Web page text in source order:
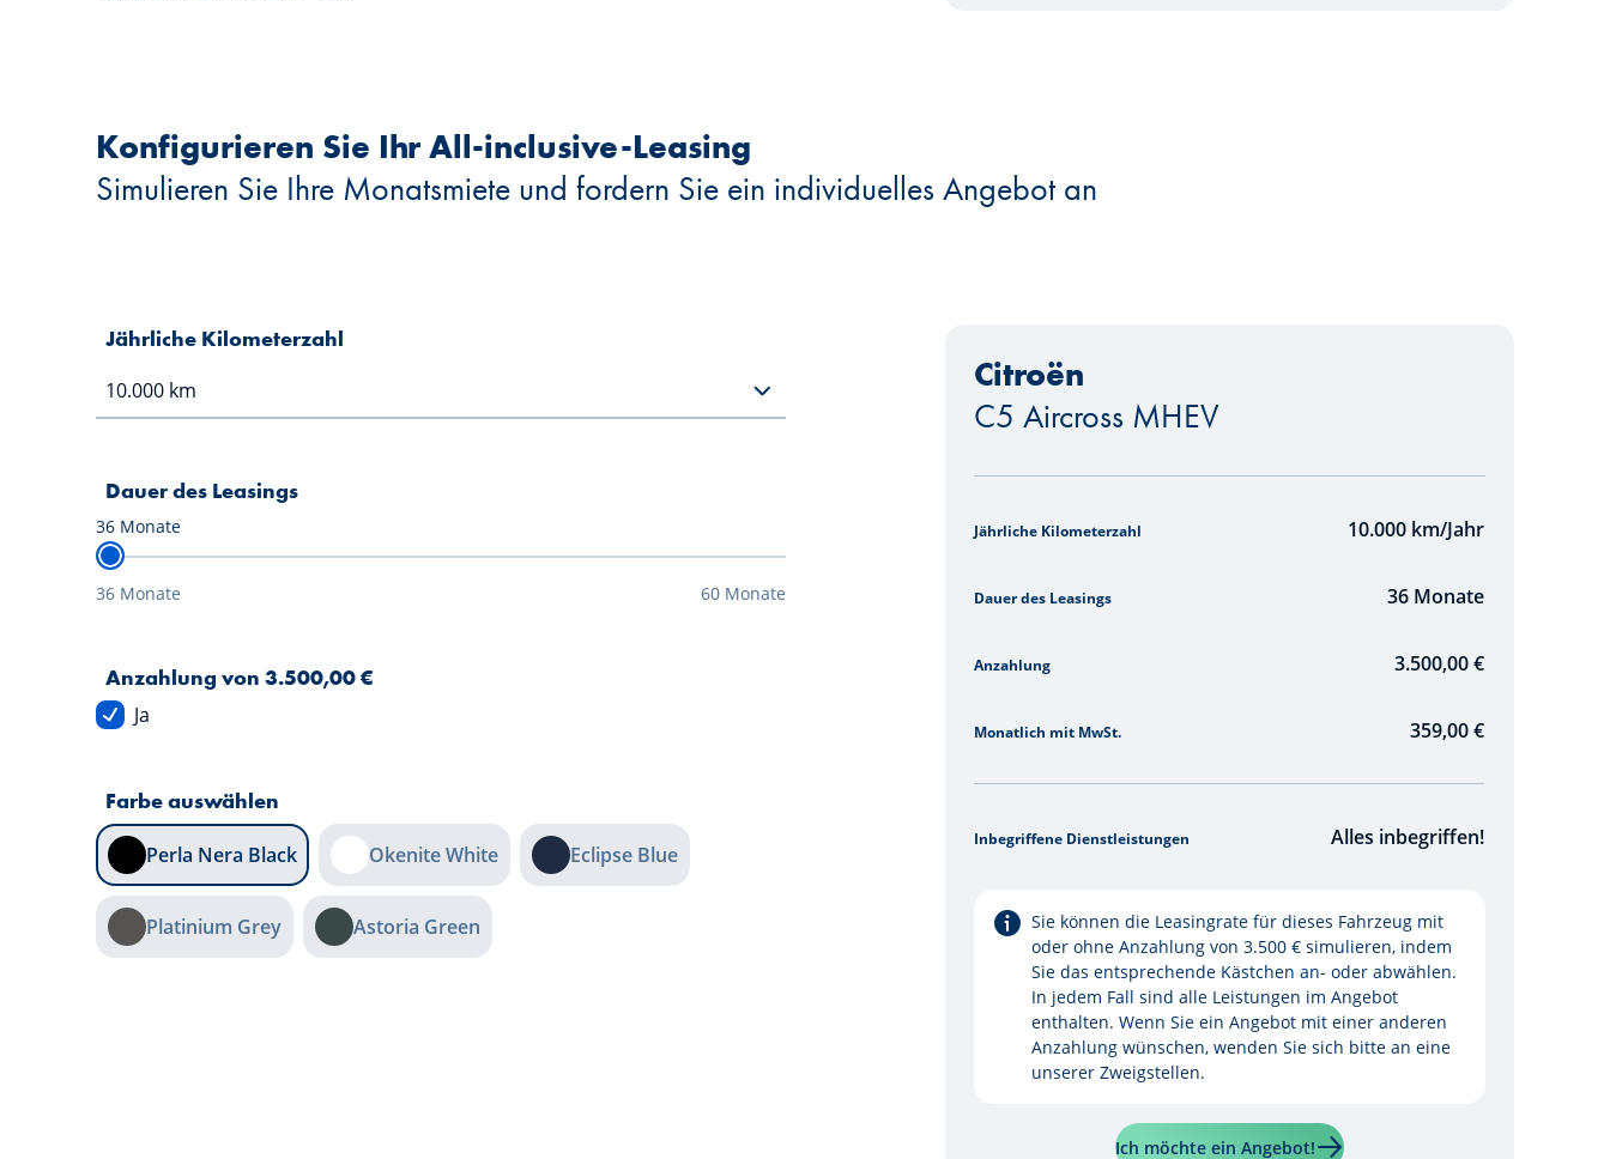
Konfigurieren Sie Ihr All-inclusive-Leasing
Simulieren Sie Ihre Monatsmiete und fordern Sie ein individuelles Angebot an
Jährliche Kilometerzahl
Dauer des Leasings
36 Monate
36 Monate 60 Monate
Anzahlung von 3.500,00 €
Ja
Farbe auswählen
Perla Nera Black Okenite White Eclipse Blue
Platinium Grey Astoria Green
Citroën
C5 Aircross MHEV
Jährliche Kilometerzahl 10.000 km/Jahr
Dauer des Leasings 36 Monate
Anzahlung 3.500,00 €
Monatlich mit MwSt. 359,00€
Inbegriffene Dienstleistungen Alles inbegriffen!
Sie können die Leasingrate für dieses Fahrzeug mit
oder ohne Anzahlung von 3.500 € simulieren, indem
Sie das entsprechende Kästchen an- oder abwählen.
In jedem Fall sind alle Leistungen im Angebot
enthalten. Wenn Sie ein Angebot mit einer anderen
Anzahlung wünschen, wenden Sie sich bitte an eine
unserer Zweigstellen.
Ich möchte ein Angebot!